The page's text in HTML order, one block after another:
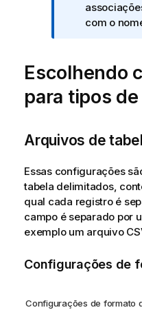
m
a
v
a
com o
Escolhendo
para tipos
Arquivos de
Essas configurações
tabela delimitados,
qual cada registro é
campo é separado por
exemplo um arquivo
Configurações de
Configurações de formato